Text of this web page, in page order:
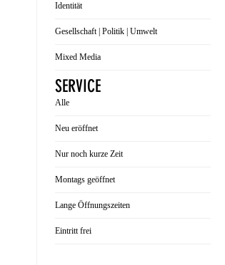
Identität
Gesellschaft | Politik | Umwelt
Mixed Media
SERVICE
Alle
Neu eröffnet
Nur noch kurze Zeit
Montags geöffnet
Lange Öffnungszeiten
Eintritt frei